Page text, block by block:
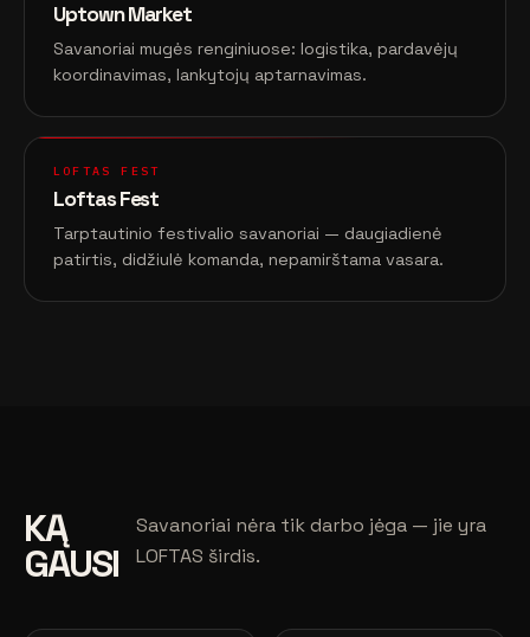
Uptown Market
Savanoriai mugės renginiuose: logistika, pardavėjų
koordinavimas, lankytojų aptarnavimas.
LOFTAS FEST
Loftas Fest
Tarptautinio festivalio savanoriai — daugiadienė
patirtis, didžiulė komanda, nepamirštama vasara.
KĄ
GAUSI
Savanoriai nėra tik darbo jėga — jie yra
LOFTAS širdis.